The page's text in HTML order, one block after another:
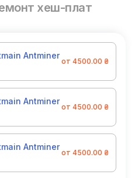
хеш-плат
Antminer
от 4500.00 ₴
Antminer
от 4500.00 ₴
Antminer
от 4500.00 ₴